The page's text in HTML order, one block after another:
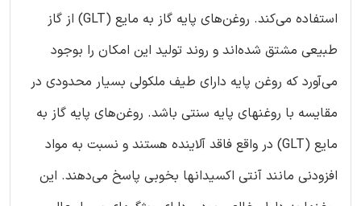
استفاده می‌کند. روغن‌های پایه گاز به مایع (GLT) از گاز
طبیعی مشتق شده‌اند و روند تولید این امکان را بوجود
می‌آورد که روغن پایه دارای طیف ملکولی بسیار محدودی در
مقایسه با روغنهای پایه سنتی باشد. روغن‌های پایه گاز به
مایع (GLT) در واقع فاقد آلاینده هستند و نسبت به مواد
افزودنی مانند آنتی اکسیدانها بخوبی پاسخ می‌دهند. این